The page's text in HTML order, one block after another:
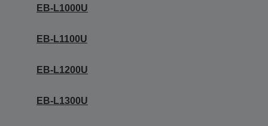
EB-L1000U
EB-L1100U
EB-L1200U
EB-L1300U